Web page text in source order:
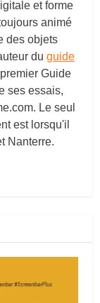
et forme
animé
des objets
du guide
Guide
ses essais,
. Le seul
est lorsqu'il
Nanterre.